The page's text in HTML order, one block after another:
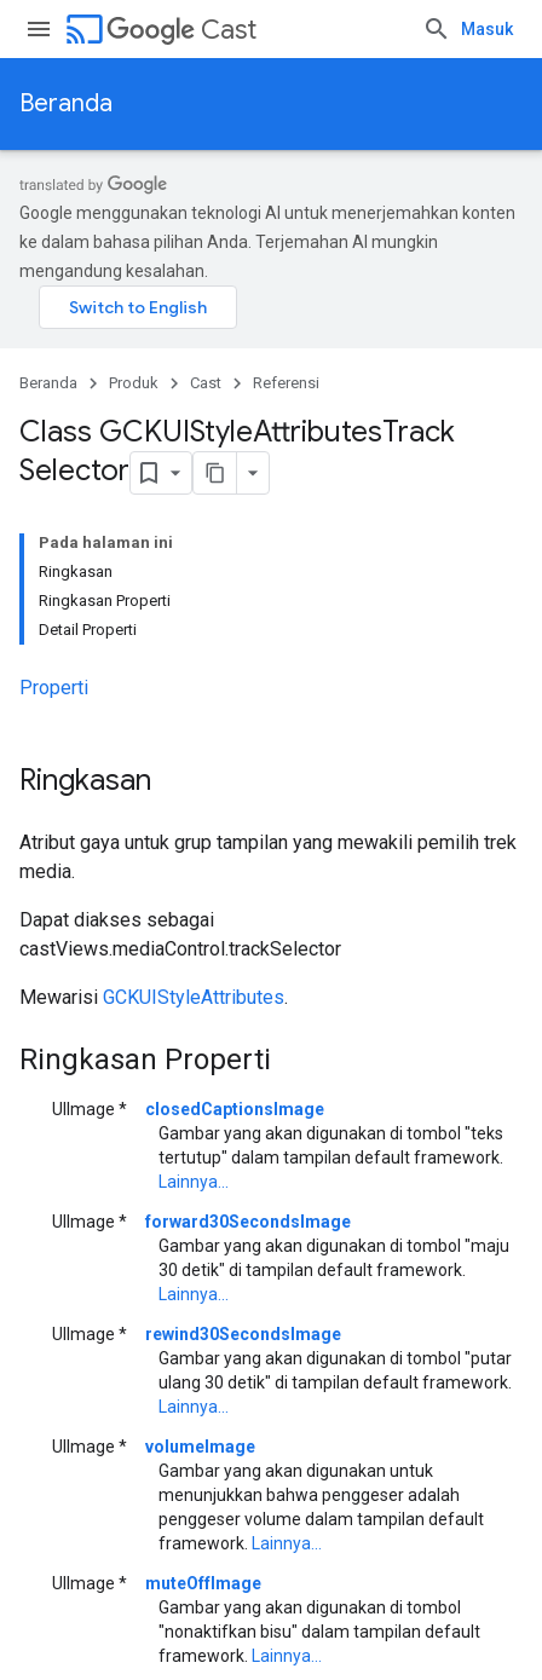
cast Cast Masuk
Beranda
Google menggunakan teknologi AI untuk menerjemahkan konten
ke dalam bahasa pilihan Anda. Terjemahan AI mungkin
mengandung kesalahan.
Beranda Produk Cast Referensi
Class GCKUIStyleAttributesTrack
Selector
Pada halaman ini
Ringkasan
Ringkasan Properti
Detail Properti
Properti
Ringkasan
Atribut gaya untuk grup tampilan yang mewakili pemilih trek
media.
Dapat diakses sebagai
castViews.mediaControl.trackSelector
Mewarisi GCKUIStyleAttributes.
Ringkasan Properti
UIImage *
closedCaptionsImage
Gambar yang akan digunakan di tombol "teks
tertutup" dalam tampilan default framework.
Lainnya...
UIImage *
forward30SecondsImage
Gambar yang akan digunakan di tombol "maju
30 detik" di tampilan default framework.
Lainnya...
UIImage *
rewind30SecondsImage
Gambar yang akan digunakan di tombol "putar
ulang 30 detik" di tampilan default framework.
Lainnya...
UIImage *
volumeImage
Gambar yang akan digunakan untuk
menunjukkan bahwa penggeser adalah
penggeser volume dalam tampilan default
framework. Lainnya...
UIImage *
muteOffImage
Gambar yang akan digunakan di tombol
"nonaktifkan bisu" dalam tampilan default
framework. Lainnya...